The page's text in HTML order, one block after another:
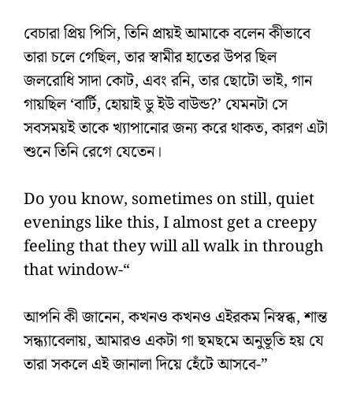
বেচারা প্রিয় পিসি, তিনি প্রায়ই আমাকে বলেন কীভাবে
তারা চলে গেছিল, তার স্বামীর হাতের উপর ছিল
জলরোধি সাদা কোট, এবং রনি, তার ছোটো ভাই, গান
গায়ছিল ‘বার্টি, হোয়াই ডু ইউ বাউন্ড?’ যেমনটা সে
সবসময়ই তাকে খ্যাপানোর জন্য করে থাকত, কারণ এটা
শুনে তিনি রেগে যেতেন।
Do you know, sometimes on still, quiet
evenings like this, I almost get a creepy
feeling that they will all walk in through
that window-“
আপনি কী জানেন, কখনও কখনও এইরকম নিস্বব্ধ, শান্ত
সন্ধ্যাবেলায়, আমারও একটা গা ছমছমে অনুভূতি হয় যে
তারা সকলে এই জানালা দিয়ে হেঁটে আসবে-”